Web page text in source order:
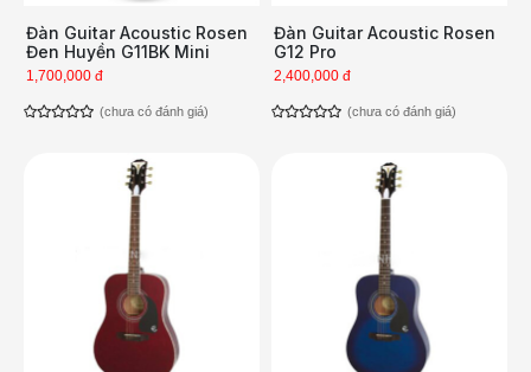
Đàn Guitar Acoustic Rosen
Đen Huyền G11BK Mini
1,700,000 đ
(chưa có đánh giá)
Đàn Guitar Acoustic Rosen
G12 Pro
2,400,000 đ
(chưa có đánh giá)